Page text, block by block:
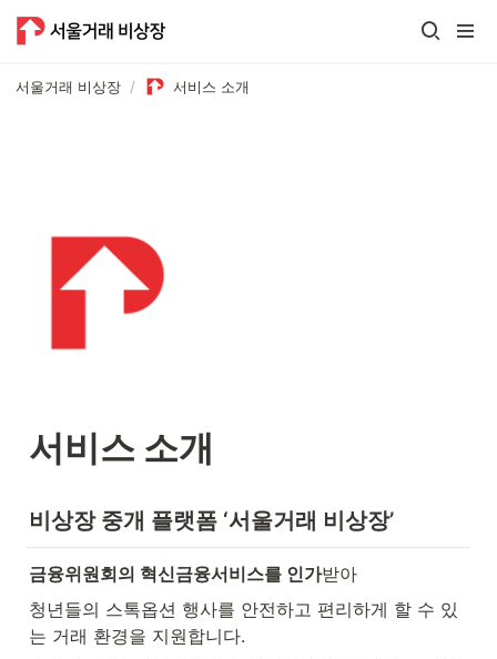
서울거래 비상장 / 서비스 소개
서비스 소개
비상장 중개 플랫폼 ‘서울거래 비상장’
금융위원회의 혁신금융서비스를 인가받아
청년들의 스톡옵션 행사를 안전하고 편리하게 할 수 있
는 거래 환경을 지원합니다.